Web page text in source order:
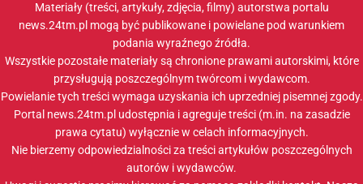
Materiały (treści, artykuły, zdjęcia, filmy) autorstwa portalu
news.24tm.pl mogą być publikowane i powielane pod warunkiem
podania wyraźnego źródła.
Wszystkie pozostałe materiały są chronione prawami autorskimi, które
przysługują poszczególnym twórcom i wydawcom.
Powielanie tych treści wymaga uzyskania ich uprzedniej pisemnej zgody.
Portal news.24tm.pl udostępnia i agreguje treści (m.in. na zasadzie
prawa cytatu) wyłącznie w celach informacyjnych.
Nie bierzemy odpowiedzialności za treści artykułów poszczególnych
autorów i wydawców.